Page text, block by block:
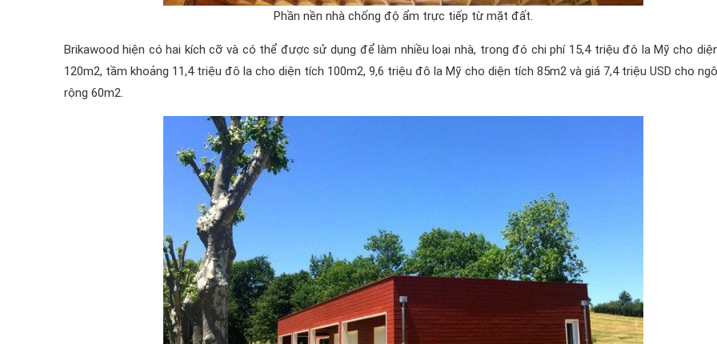
Phần nền nhà chống độ ẩm trực tiếp từ mặt đất.
Brikawood hiện có hai kích cỡ và có thể được sử dụng để làm nhiều loại nhà, trong đó chi phí 15,4 triệu đô la Mỹ cho
120m2, tầm khoảng 11,4 triệu đô la cho diện tích 100m2, 9,6 triệu đô la Mỹ cho diện tích 85m2 và giá 7,4 triệu USD cho
rộng 60m2.